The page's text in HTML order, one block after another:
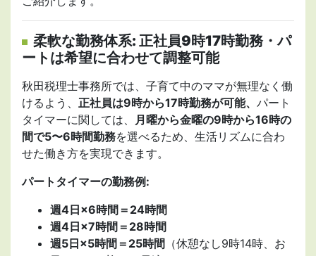
柔軟な勤務体系: 正社員9時17時勤務・パ
ートは希望に合わせて調整可能
秋田税理士事務所では、子育て中のママが無理なく働
けるよう、 正社員は9時から17時勤務が可能、 パート
タイマーに関しては、 月曜から金曜の9時から16時の
間で5〜6時間勤務を選べるため、生活リズムに合わ
せた働き方を実現できます。
パートタイマーの勤務例:
週4日×6時間＝24時間
週4日×7時間＝28時間
週5日×5時間＝25時間 （休憩なし9時14時、お